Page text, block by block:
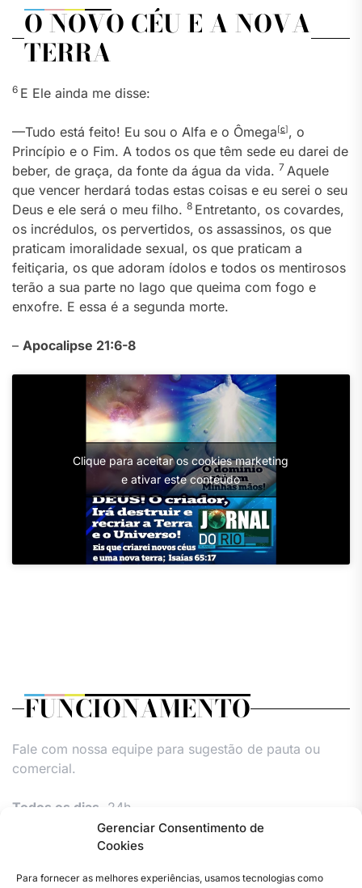
Gerenciar Consentimento de
Cookies
Para fornecer as melhores experiências, usamos tecnologias como
O NOVO CÉU E A NOVA
TERRA
6 E Ele ainda me disse:
—Tudo está feito! Eu sou o Alfa e o Ômega[c], o
Princípio e o Fim. A todos os que têm sede eu darei de
beber, de graça, da fonte da água da vida. 7 Aquele
que vencer herdará todas estas coisas e eu serei o seu
Deus e ele será o meu filho. 8 Entretanto, os covardes,
os incrédulos, os pervertidos, os assassinos, os que
praticam imoralidade sexual, os que praticam a
feitiçaria, os que adoram ídolos e todos os mentirosos
terão a sua parte no lago que queima com fogo e
enxofre. E essa é a segunda morte.
– Apocalipse 21:6-8
Clique para aceitar os cookies marketing
e ativar este conteúdo
FUNCIONAMENTO
Fale com nossa equipe para sugestão de pauta ou
comercial.
Todos os dias, 24h.